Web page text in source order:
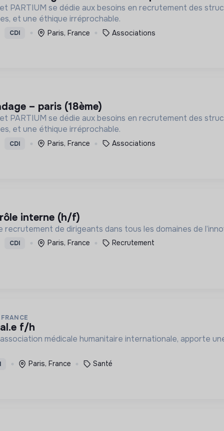
PARTIUM se dédie aux besoins en recrutement des
et une éthique irréprochable.
CDI Paris, France Associations
– paris (18ème)
PARTIUM se dédie aux besoins en recrutement des
et une éthique irréprochable.
CDI Paris, France Associations
interne (h/f)
recrutement de dirigeants dans tous les domaines de
CDI Paris, France Recrutement
f/h
médicale humanitaire internationale, apporte
Paris, France Santé